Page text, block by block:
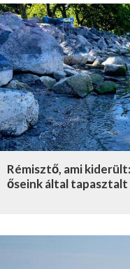
Rémisztő, ami
őseink által